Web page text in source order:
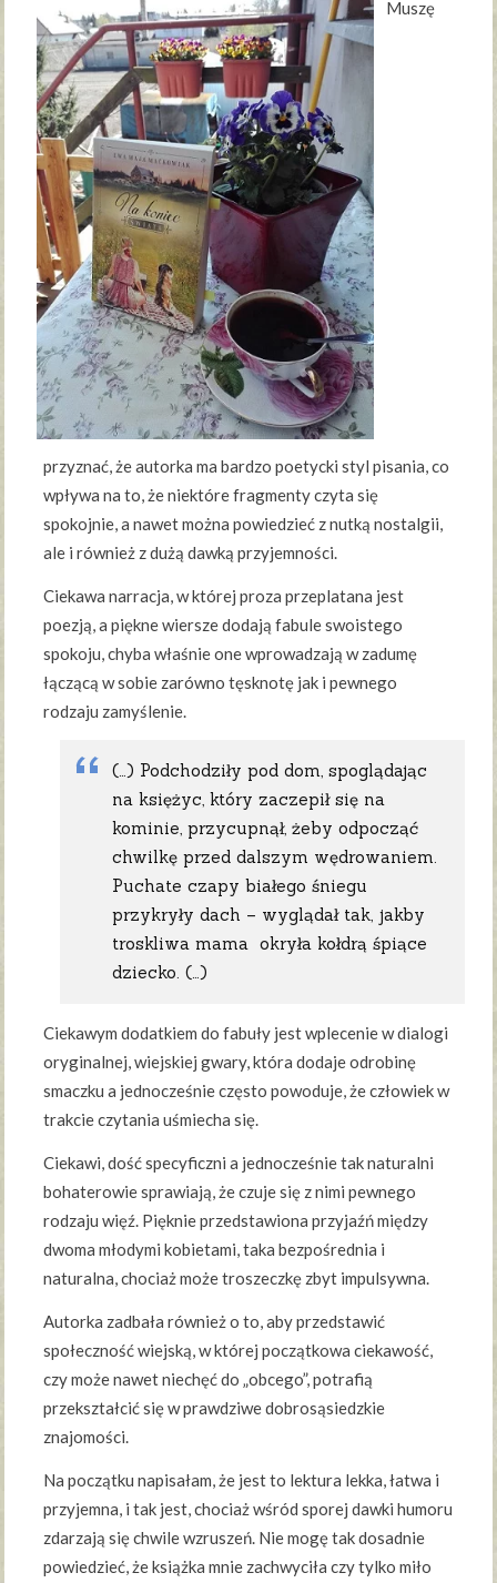
Muszę
przyznać, że autorka ma bardzo poetycki styl pisania, co
wpływa na to, że niektóre fragmenty czyta się
spokojnie, a nawet można powiedzieć z nutką nostalgii,
ale i również z dużą dawką przyjemności.
Ciekawa narracja, w której proza przeplatana jest
poezją, a piękne wiersze dodają fabule swoistego
spokoju, chyba właśnie one wprowadzają w zadumę
łączącą w sobie zarówno tęsknotę jak i pewnego
rodzaju zamyślenie.
(…) Podchodziły pod dom, spoglądając
na księżyc, który zaczepił się na
kominie, przycupnął, żeby odpocząć
chwilkę przed dalszym wędrowaniem.
Puchate czapy białego śniegu
przykryły dach – wyglądał tak, jakby
troskliwa mama okryła kołdrą śpiące
dziecko. (…)
Ciekawym dodatkiem do fabuły jest wplecenie w dialogi
oryginalnej, wiejskiej gwary, która dodaje odrobinę
smaczku a jednocześnie często powoduje, że człowiek w
trakcie czytania uśmiecha się.
Ciekawi, dość specyficzni a jednocześnie tak naturalni
bohaterowie sprawiają, że czuje się z nimi pewnego
rodzaju więź. Pięknie przedstawiona przyjaźń między
dwoma młodymi kobietami, taka bezpośrednia i
naturalna, chociaż może troszeczkę zbyt impulsywna.
Autorka zadbała również o to, aby przedstawić
społeczność wiejską, w której początkowa ciekawość,
czy może nawet niechęć do „obcego”, potrafią
przekształcić się w prawdziwe dobrosąsiedzkie
znajomości.
Na początku napisałam, że jest to lektura lekka, łatwa i
przyjemna, i tak jest, chociaż wśród sporej dawki humoru
zdarzają się chwile wzruszeń. Nie mogę tak dosadnie
powiedzieć, że książka mnie zachwyciła czy tylko miło